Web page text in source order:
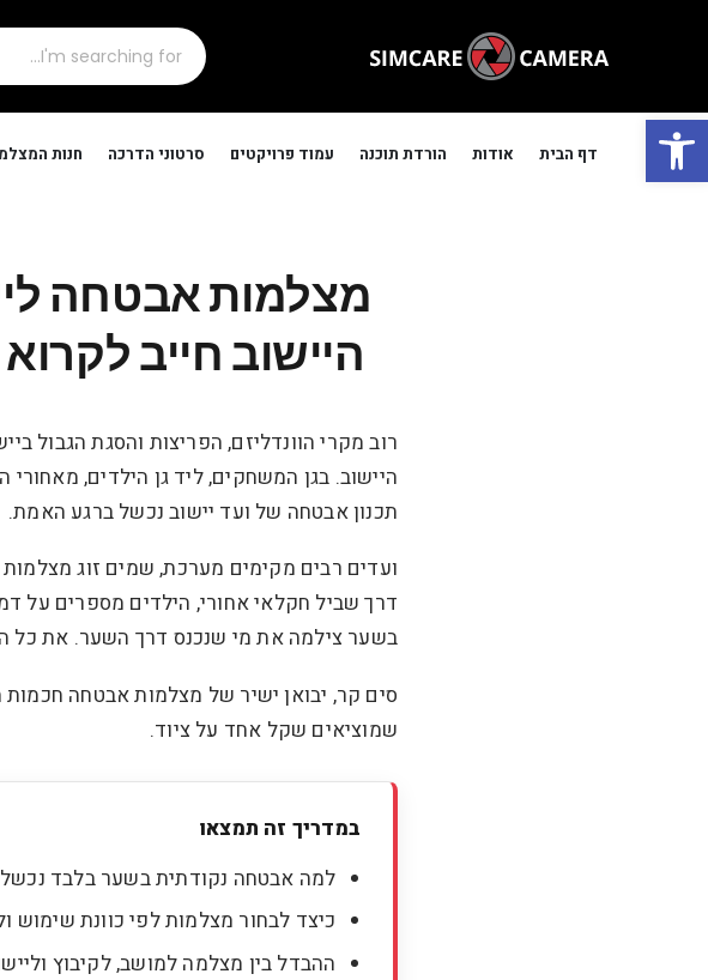
פתח סרגל נגישות
דף הבית אודות הורדת תוכנה עמוד פרויקטים סרטוני הדרכה חנות
מצלמות אבטחה
היישוב חייב
רוב מקרי הוונדליזם, הפריצות והסגת
היישוב. בגן המשחקים, ליד גן הילדים,
תכנון אבטחה של ועד יישוב נכשל ברגע האמת.
ועדים רבים מקימים מערכת, שמים זוג מצלמות
דרך שביל חקלאי אחורי, הילדים מספרים על
בשער צילמה את מי שנכנס דרך השער. את כל
שמוציאים שקל אחד על ציוד.
במדריך זה תמצאו
למה אבטחה נקודתית בשער בלבד
כיצד לבחור מצלמות לפי כוונת שימוש
ההבדל בין מצלמה למושב, לקיבוץ